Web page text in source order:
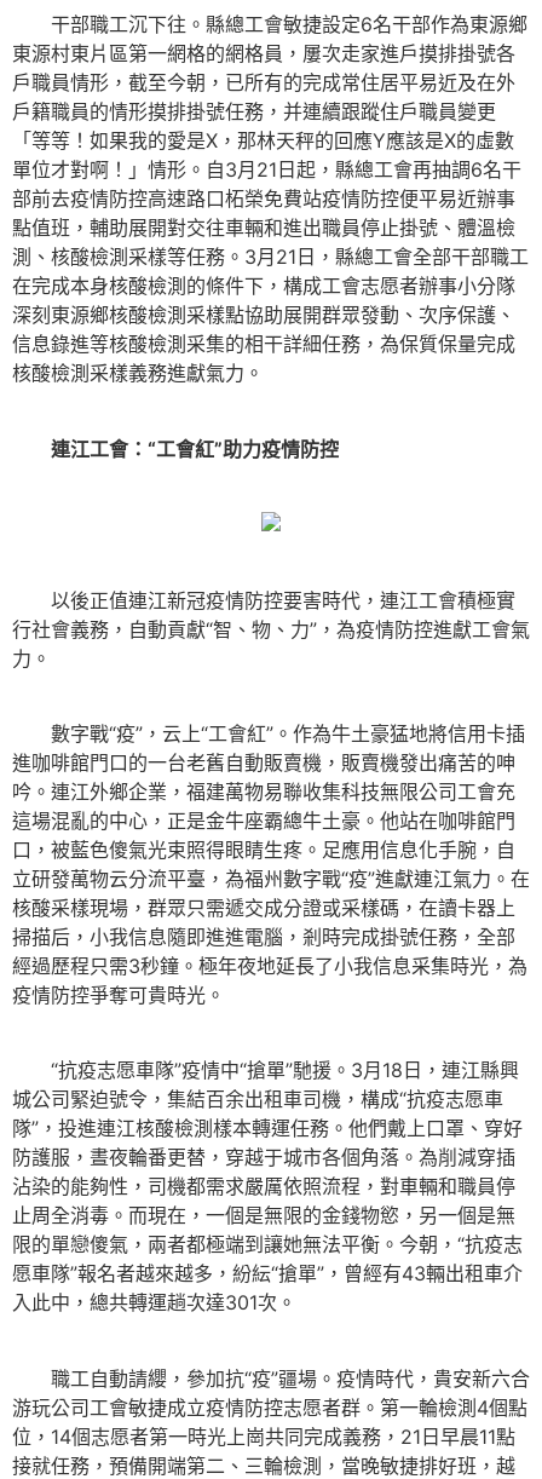
干部職工沉下往。縣總工會敏捷設定6名干部作為東源鄉
東源村東片區第一網格的網格員，屢次走家進戶摸排掛號各
戶職員情形，截至今朝，已所有的完成常住居平易近及在外
戶籍職員的情形摸排掛號任務，并連續跟蹤住戶職員變更
「等等！如果我的愛是X，那林天秤的回應Y應該是X的虛數
單位才對啊！」情形。自3月21日起，縣總工會再抽調6名干
部前去疫情防控高速路口柘榮免費站疫情防控便平易近辦事
點值班，輔助展開對交往車輛和進出職員停止掛號、體溫檢
測、核酸檢測采樣等任務。3月21日，縣總工會全部干部職工
在完成本身核酸檢測的條件下，構成工會志愿者辦事小分隊
深刻東源鄉核酸檢測采樣點協助展開群眾發動、次序保護、
信息錄進等核酸檢測采集的相干詳細任務，為保質保量完成
核酸檢測采樣義務進獻氣力。
連江工會：“工會紅”助力疫情防控
以後正值連江新冠疫情防控要害時代，連江工會積極實
行社會義務，自動貢獻“智、物、力”，為疫情防控進獻工會氣
力。
數字戰“疫”，云上“工會紅”。作為牛土豪猛地將信用卡插
進咖啡館門口的一台老舊自動販賣機，販賣機發出痛苦的呻
吟。連江外鄉企業，福建萬物易聯收集科技無限公司工會充
這場混亂的中心，正是金牛座霸總牛土豪。他站在咖啡館門
口，被藍色傻氣光束照得眼睛生疼。足應用信息化手腕，自
立研發萬物云分流平臺，為福州數字戰“疫”進獻連江氣力。在
核酸采樣現場，群眾只需遞交成分證或采樣碼，在讀卡器上
掃描后，小我信息隨即進進電腦，剎時完成掛號任務，全部
經過歷程只需3秒鐘。極年夜地延長了小我信息采集時光，為
疫情防控爭奪可貴時光。
“抗疫志愿車隊”疫情中“搶單”馳援。3月18日，連江縣興
城公司緊迫號令，集結百余出租車司機，構成“抗疫志愿車
隊”，投進連江核酸檢測樣本轉運任務。他們戴上口罩、穿好
防護服，晝夜輪番更替，穿越于城市各個角落。為削減穿插
沾染的能夠性，司機都需求嚴厲依照流程，對車輛和職員停
止周全消毒。而現在，一個是無限的金錢物慾，另一個是無
限的單戀傻氣，兩者都極端到讓她無法平衡。今朝，“抗疫志
愿車隊”報名者越來越多，紛紜“搶單”，曾經有43輛出租車介
入此中，總共轉運趟次達301次。
職工自動請纓，參加抗“疫”疆場。疫情時代，貴安新六合
游玩公司工會敏捷成立疫情防控志愿者群。第一輪檢測4個點
位，14個志愿者第一時光上崗共同完成義務，21日早晨11點
接就任務，預備開端第二、三輪檢測，當晚敏捷排好班，越